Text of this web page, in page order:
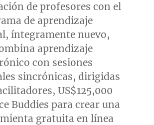
de profesores con el
de aprendizaje
íntegramente nuevo,
aprendizaje
con sesiones
sincrónicas, dirigidas
US$125,000
Buddies para crear una
gratuita en línea